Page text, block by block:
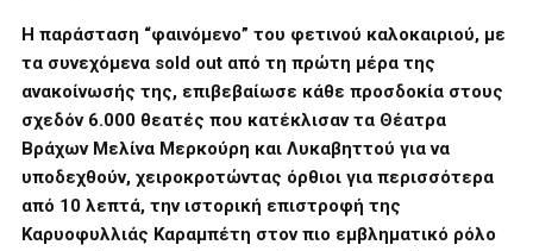
Η παράσταση “φαινόμενο” του φετινού καλοκαιριού, με
τα συνεχόμενα sold out από τη πρώτη μέρα της
ανακοίνωσής της, επιβεβαίωσε κάθε προσδοκία στους
σχεδόν 6.000 θεατές που κατέκλισαν τα Θέατρα
Βράχων Μελίνα Μερκούρη και Λυκαβηττού για να
υποδεχθούν, χειροκροτώντας όρθιοι για περισσότερα
από 10 λεπτά, την ιστορική επιστροφή της
Καρυοφυλλιάς Καραμπέτη στον πιο εμβληματικό ρόλο